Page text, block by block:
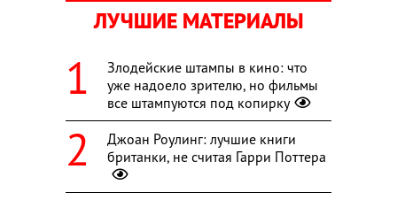
ЛУЧШИЕ МАТЕРИАЛЫ
Злодейские штампы в кино: что
уже надоело зрителю, но фильмы
все штампуются под копирку
Джоан Роулинг: лучшие книги
британки, не считая Гарри Поттера